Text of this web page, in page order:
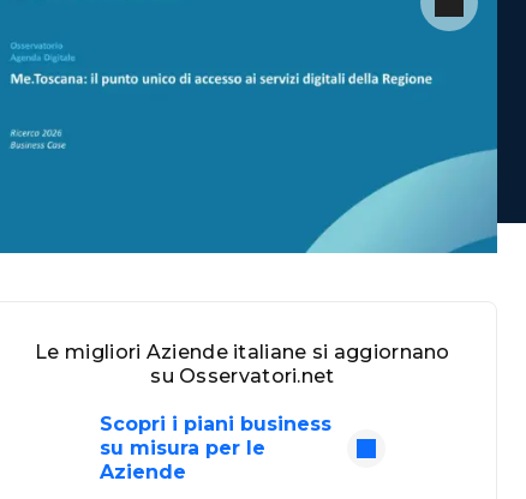
Le migliori Aziende italiane si aggiornano
su Osservatori.net
Scopri i piani business
su misura per le
Aziende